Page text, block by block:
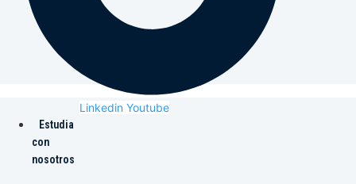
Linkedin Youtube
Estudia
con
nosotros